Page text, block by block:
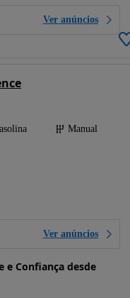
Ver anúncios
Manual
Ver anúncios
e Confiança desde